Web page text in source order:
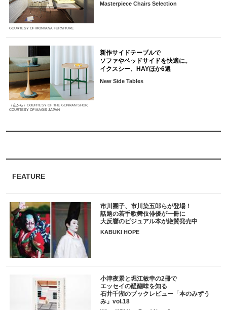
FEATURE
市川團子、市川染五郎らが登場！
話題の若手歌舞伎俳優が一冊に
大反響のビジュアル本が絶賛発売中
KABUKI HOPE
小津夜景と堀江敏幸の2冊で
エッセイの醍醐味を知る
石井千湖のブックレビュー「本のみずう
み」vol.18
COURTESY OF MONTANA FURNITURE
Masterpiece Chairs Selection
（左から）COURTESY OF THE CONRAN SHOP,
COURTESY OF MAGIS JAPAN
新作サイドテーブルで
ソファやベッドサイドを快適に。
イクスシー、HAYほか6選
New Side Tables